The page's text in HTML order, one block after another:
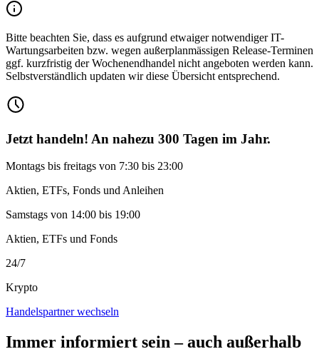
Bitte beachten Sie, dass es aufgrund etwaiger notwendiger IT-
Wartungsarbeiten bzw. wegen außerplanmässigen Release-Terminen
ggf. kurzfristig der Wochenendhandel nicht angeboten werden kann.
Selbstverständlich updaten wir diese Übersicht entsprechend.
Jetzt handeln! An nahezu 300 Tagen im Jahr.
Montags bis freitags von 7:30 bis 23:00
Aktien, ETFs, Fonds und Anleihen
Samstags von 14:00 bis 19:00
Aktien, ETFs und Fonds
24/7
Krypto
Handelspartner wechseln
Immer informiert sein – auch außerhalb